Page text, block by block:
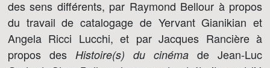
des sens différents, par Raymond Bellour à propos
du travail de catalogage de Yervant Gianikian et
Angela Ricci Lucchi, et par Jacques Rancière à
propos des Histoire(s) du cinéma de Jean-Luc